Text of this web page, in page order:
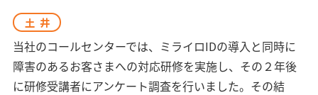
土井
当社のコールセンターでは、ミライロIDの導入と同時に
障害のあるお客さまへの対応研修を実施し、その２年後
に研修受講者にアンケート調査を行いました。その結